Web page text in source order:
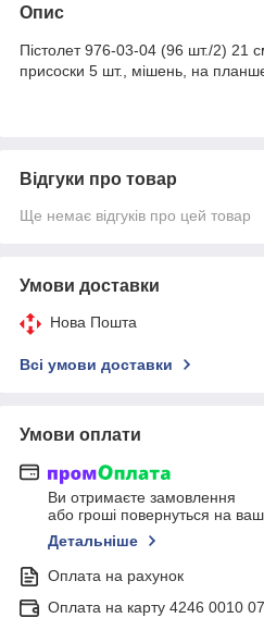
Опис
Пістолет 976-03-04 (96 шт./2) 21
присоски 5 шт., мішень, на
Відгуки про товар
Ще немає відгуків про цей товар
Умови доставки
Нова Пошта
Всі умови доставки
Умови оплати
Ви отримаєте замовлення
або гроші повернуться на
Детальніше
Оплата на рахунок
Оплата на карту 4246 0010